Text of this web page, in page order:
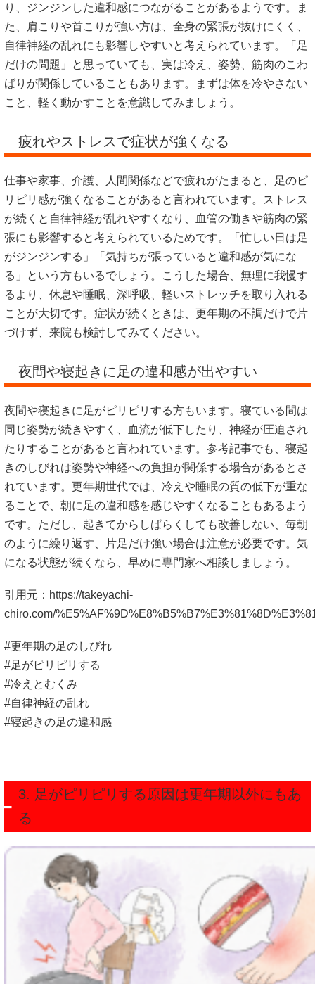
り、ジンジンした違和感につながることがあるようです。ま
た、肩こりや首こりが強い方は、全身の緊張が抜けにくく、
自律神経の乱れにも影響しやすいと考えられています。「足
だけの問題」と思っていても、実は冷え、姿勢、筋肉のこわ
ばりが関係していることもあります。まずは体を冷やさない
こと、軽く動かすことを意識してみましょう。
疲れやストレスで症状が強くなる
仕事や家事、介護、人間関係などで疲れがたまると、足のピ
リピリ感が強くなることがあると言われています。ストレス
が続くと自律神経が乱れやすくなり、血管の働きや筋肉の緊
張にも影響すると考えられているためです。「忙しい日は足
がジンジンする」「気持ちが張っていると違和感が気にな
る」という方もいるでしょう。こうした場合、無理に我慢す
るより、休息や睡眠、深呼吸、軽いストレッチを取り入れる
ことが大切です。症状が続くときは、更年期の不調だけで片
づけず、来院も検討してみてください。
夜間や寝起きに足の違和感が出やすい
夜間や寝起きに足がピリピリする方もいます。寝ている間は
同じ姿勢が続きやすく、血流が低下したり、神経が圧迫され
たりすることがあると言われています。参考記事でも、寝起
きのしびれは姿勢や神経への負担が関係する場合があるとさ
れています。更年期世代では、冷えや睡眠の質の低下が重な
ることで、朝に足の違和感を感じやすくなることもあるよう
です。ただし、起きてからしばらくしても改善しない、毎朝
のように繰り返す、片足だけ強い場合は注意が必要です。気
になる状態が続くなら、早めに専門家へ相談しましょう。
引用元： https://takeyachi-
chiro.com/
#更年期の足のしびれ
#足がピリピリする
#冷えとむくみ
#自律神経の乱れ
#寝起きの足の違和感
3. 足がピリピリする原因は更年期以外にもあ
る